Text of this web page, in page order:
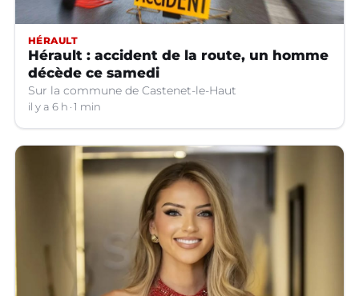
HÉRAULT
Hérault : accident de la route, un homme
décède ce samedi
Sur la commune de Castenet-le-Haut
il y a 6 h 1 min